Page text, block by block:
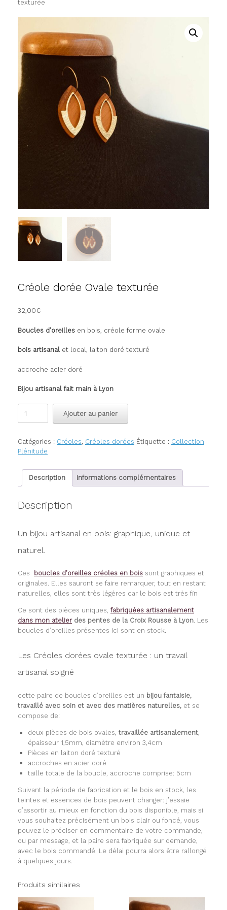
texturée
Créole dorée Ovale texturée
32,00€
Boucles d’oreilles en bois, créole forme ovale
bois artisanal et local, laiton doré texturé
accroche acier doré
Bijou artisanal fait main à Lyon
dorée
Ovale
texturée
Ajouter au panier
Catégories : Créoles, Créoles dorées Étiquette : Collection
Plénitude
Description Informations complémentaires
Description
Un bijou artisanal en bois: graphique, unique et
naturel.
Ces boucles d’oreilles créoles en bois sont graphiques et
originales. Elles sauront se faire remarquer, tout en restant
naturelles, elles sont très légères car le bois est très fin
Ce sont des pièces uniques, fabriquées artisanalement
dans mon atelierdes pentes de la Croix Rousse à Lyon. Les
boucles d’oreilles présentes ici sont en stock.
Les Créoles dorées ovale texturée : un travail
artisanal soigné
cette paire de boucles d’oreilles est un bijou fantaisie,
travaillé avec soin et avec des matières naturelles, et se
compose de:
deux pièces de bois ovales, travaillée artisanalement,
épaisseur 1,5mm, diamètre environ 3,4cm
Pièces en laiton doré texturé
accroches en acier doré
taille totale de la boucle, accroche comprise: 5cm
Suivant la période de fabrication et le bois en stock, les
teintes et essences de bois peuvent changer: j’essaie
d’assortir au mieux en fonction du bois disponible, mais si
vous souhaitez précisément un bois clair ou foncé, vous
pouvez le préciser en commentaire de votre commande,
ou par message, et la paire sera fabriquée sur demande,
avec le bois commandé. Le délai pourra alors être rallongé
à quelques jours.
Produits similaires